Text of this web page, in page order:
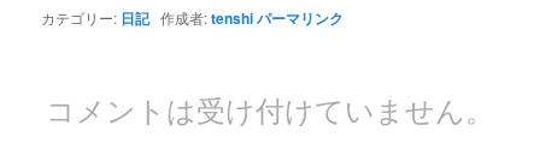
カテゴリー: 日記作成者:tenshiパーマリンク
コメントは受け付けていません。